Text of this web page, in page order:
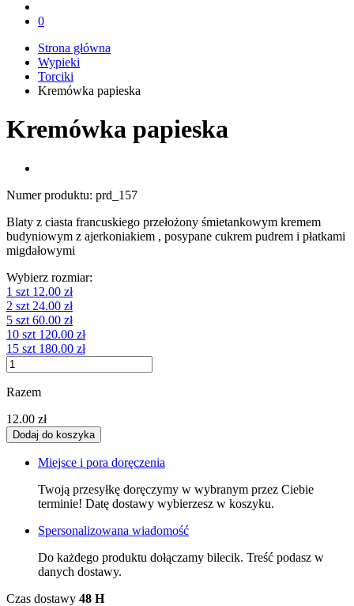
0
Strona główna
Wypieki
Torciki
Kremówka papieska
Kremówka papieska
Numer produktu: prd_157
Blaty z ciasta francuskiego przełożony śmietankowym kremem
budyniowym z ajerkoniakiem , posypane cukrem pudrem i płatkami
migdałowymi
Wybierz rozmiar:
1 szt 12.00 zł
2 szt 24.00 zł
5 szt 60.00 zł
10 szt 120.00 zł
15 szt 180.00 zł
Razem
12.00 zł
Miejsce i pora doręczenia
Twoją przesyłkę doręczymy w wybranym przez Ciebie
terminie! Datę dostawy wybierzesz w koszyku.
Spersonalizowana wiadomość
Do każdego produktu dołączamy bilecik. Treść podasz w
danych dostawy.
Czas dostawy 48 H